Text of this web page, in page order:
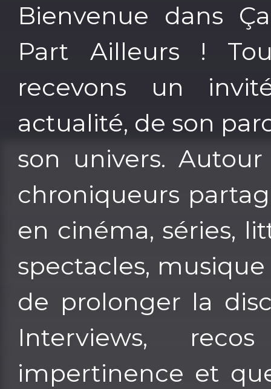
Bienvenue dans
Part Ailleurs !
recevons un
actualité, de son
son univers.
chroniqueurs
en cinéma, séries,
spectacles,
de prolonger la
Interviews,
impertinence et